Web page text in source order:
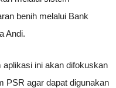
benih melalui Bank
Andi.
aplikasi ini akan difokuskan
PSR agar dapat digunakan